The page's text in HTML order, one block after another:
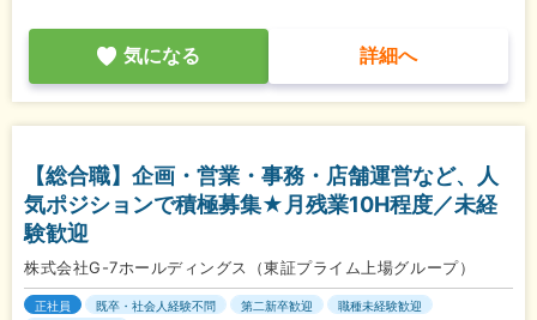
気になる 詳細へ
【総合職】企画・営業・事務・店舗運営など、人
気ポジションで積極募集★月残業10H程度／未経
験歓迎
株式会社G-7ホールディングス（東証プライム上場グループ）
正社員 既卒・社会人経験不問 第二新卒歓迎
職種未経験歓迎